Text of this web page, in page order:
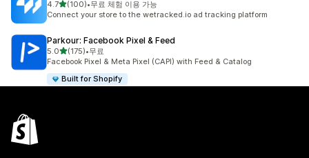
4.7별 5개 중
(100)
총 리뷰 100개
•무료 체험 이용 가능
Connect your store to the wetracked.io ad tracking platform
Parkour: Facebook Pixel & Feed
5.0별 5개 중
(175)
총 리뷰 175개
•무료
Facebook Pixel & Meta Pixel (CAPI) with Feed & Catalog
Built for Shopify